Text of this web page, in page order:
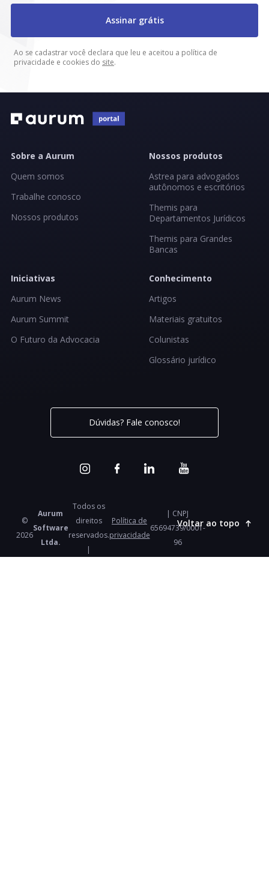
Assinar grátis
Ao se cadastrar você declara que leu e aceitou a política de
privacidade e cookies do site.
Sobre a Aurum
Quem somos
Trabalhe conosco
Nossos produtos
Nossos produtos
Astrea para advogados
autônomos e escritórios
Themis para
Departamentos Jurídicos
Themis para Grandes
Bancas
Iniciativas
Aurum News
Aurum Summit
O Futuro da Advocacia
Conhecimento
Artigos
Materiais gratuitos
Colunistas
Glossário jurídico
Dúvidas? Fale conosco!
©
2026
Aurum
Software
Ltda.
Todos os
direitos
reservados.
|
Política de
privacidade
| CNPJ
65694739/0001-
96
Voltar ao topo